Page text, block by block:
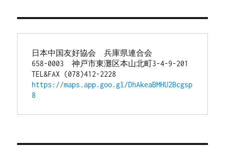
日本中国友好協会　兵庫県連合会
658-0003　神戸市東灘区本山北町3-4-9-201
TEL&FAX (078)412-2228
https://maps.app.goo.gl/DhAkeaBMHU2Bcgsp
8